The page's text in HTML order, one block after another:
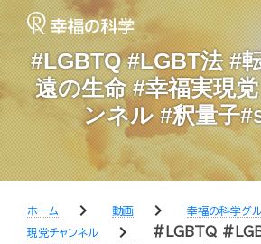
#LGBTQ #LGBT法 #
遠の生命 #幸福実現
ンネル #釈量子
ホーム chevron_right 動画 chevron_right 幸福の科学グ
現党チャンネル
chevron_right
#LGBTQ